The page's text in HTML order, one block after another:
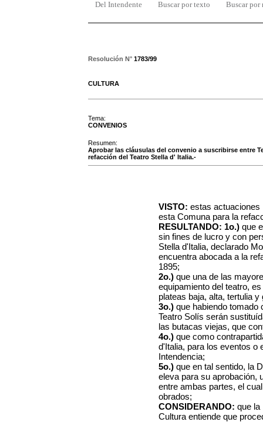
Del Intendente Buscar por texto Buscar por
Resolución N° 1783/99
CULTURA
Tema:
CONVENIOS
Resumen:
Aprobar las cláusulas del convenio a suscribirse entre
refacción del Teatro Stella d' Italia.-
VISTO: estas actuaciones
esta Comuna para la
RESULTANDO: 1o.) que
sin fines de lucro y con
Stella d'Italia, declarado
encuentra abocada a la
1895;
2o.) que una de las
equipamiento del teatro,
plateas baja, alta, tertulia y
3o.) que habiendo tomado
Teatro Solís serán
las butacas viejas, que
4o.) que como
d'Italia, para los eventos o
Intendencia;
5o.) que en tal sentido, la
eleva para su aprobación,
entre ambas partes, el
obrados;
CONSIDERANDO: que la
Cultura entiende que